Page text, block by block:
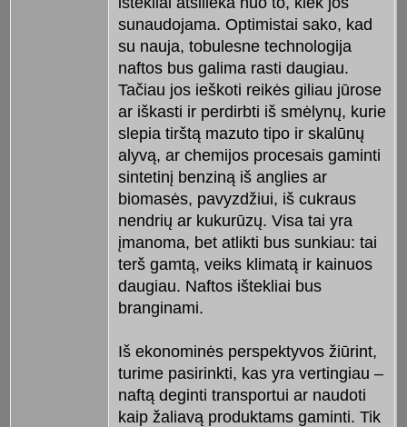
sunaudojama. Optimistai sako, kad
su nauja, tobulesne technologija
naftos bus galima rasti daugiau.
Tačiau jos ieškoti reikės giliau jūrose
ar iškasti ir perdirbti iš smėlynų, kurie
slepia tirštą mazuto tipo ir skalūnų
alyvą, ar chemijos procesais gaminti
sintetinį benziną iš anglies ar
biomasės, pavyzdžiui, iš cukraus
nendrių ar kukurūzų. Visa tai yra
įmanoma, bet atlikti bus sunkiau: tai
terš gamtą, veiks klimatą ir kainuos
daugiau. Naftos ištekliai bus
branginami.
Iš ekonominės perspektyvos žiūrint,
turime pasirinkti, kas yra vertingiau –
naftą deginti transportui ar naudoti
kaip žaliavą produktams gaminti. Tik